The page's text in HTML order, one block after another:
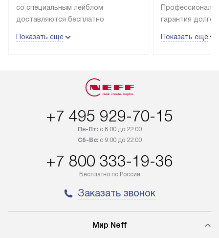
со специальным лейблом
доставляются бесплатно
до подъезда, отдельная доставка
оплачивается дополнительно. Если
товар в наличии, он может быть
трех дней. Доставка в Санкт-
осуществляется через
100% предоплаты мы бесплатно
транспортной компании в городе
Показать ещё
гарантия
и Санкт-
по монтажу
гарантия в
Показать ещё
+7 495 929-70-15
Пн-Пт:с 8:00 до 22:00
Сб-Вс:с 9:00 до 22:00
+7 800 333-19-36
Бесплатно по России
Заказать звонок
Мир Neff